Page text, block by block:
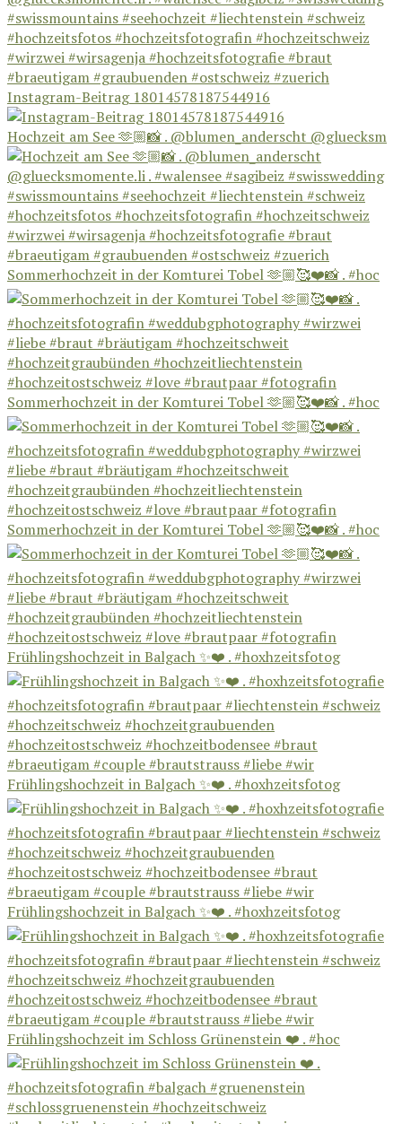
Instagram-Beitrag 18014578187544916
Hochzeit am See 🫶🏼📸 . @blumen_anderscht @gluecksm
Sommerhochzeit in der Komturei Tobel 🫶🏼🥰❤️📸 . #hoc
Sommerhochzeit in der Komturei Tobel 🫶🏼🥰❤️📸 . #hoc
Sommerhochzeit in der Komturei Tobel 🫶🏼🥰❤️📸 . #hoc
Frühlingshochzeit in Balgach ✨❤️ . #hoxhzeitsfotog
Frühlingshochzeit in Balgach ✨❤️ . #hoxhzeitsfotog
Frühlingshochzeit in Balgach ✨❤️ . #hoxhzeitsfotog
Frühlingshochzeit im Schloss Grünenstein ❤️ . #hoc